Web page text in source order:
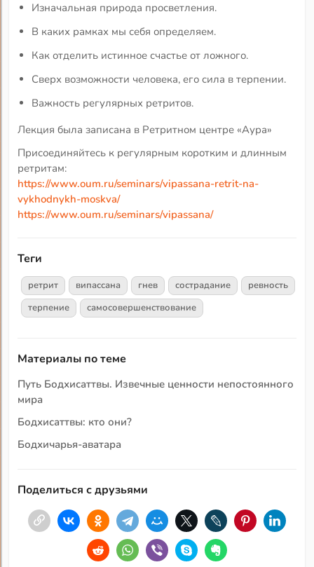
Изначальная природа просветления.
В каких рамках мы себя определяем.
Как отделить истинное счастье от ложного.
Сверх возможности человека, его сила в терпении.
Важность регулярных ретритов.
Лекция была записана в Ретритном центре «Аура»
Присоединяйтесь к регулярным коротким и длинным
ретритам:
https://www.oum.ru/seminars/vipassana-retrit-na-
vykhodnykh-moskva/
https://www.oum.ru/seminars/vipassana/
Теги
ретрит випассана гнев сострадание
ревность
терпение
самосовершенствование
Материалы по теме
Путь Бодхисаттвы. Извечные ценности непостоянного
мира
Бодхисаттвы: кто они?
Бодхичарья-аватара
Поделиться с друзьями